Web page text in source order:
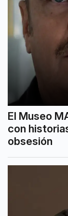
El Museo
con
obsesión